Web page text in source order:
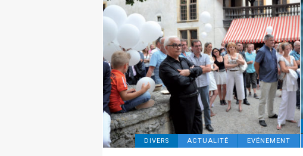
DIVERS ACTUALITÉ EVÉNEMENT